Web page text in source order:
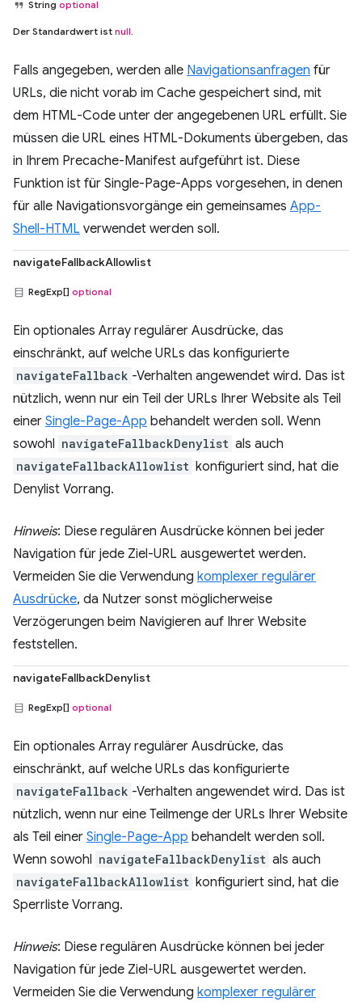
String optional
Der Standardwert ist null.
Falls angegeben, werden alle Navigationsanfragen für
URLs, die nicht vorab im Cache gespeichert sind, mit
dem HTML-Code unter der angegebenen URL erfüllt. Sie
müssen die URL eines HTML-Dokuments übergeben, das
in Ihrem Precache-Manifest aufgeführt ist. Diese
Funktion ist für Single-Page-Apps vorgesehen, in denen
für alle Navigationsvorgänge ein gemeinsames App-
Shell-HTML verwendet werden soll.
navigateFallbackAllowlist
RegExp[] optional
Ein optionales Array regulärer Ausdrücke, das
einschränkt, auf welche URLs das konfigurierte
navigateFallback -Verhalten angewendet wird. Das ist
nützlich, wenn nur ein Teil der URLs Ihrer Website als Teil
einer Single-Page-App behandelt werden soll. Wenn
sowohl navigateFallbackDenylist als auch
navigateFallbackAllowlist konfiguriert sind, hat die
Denylist Vorrang.
Hinweis: Diese regulären Ausdrücke können bei jeder
Navigation für jede Ziel-URL ausgewertet werden.
Vermeiden Sie die Verwendung komplexer regulärer
Ausdrücke, da Nutzer sonst möglicherweise
Verzögerungen beim Navigieren auf Ihrer Website
feststellen.
navigateFallbackDenylist
RegExp[] optional
Ein optionales Array regulärer Ausdrücke, das
einschränkt, auf welche URLs das konfigurierte
navigateFallback -Verhalten angewendet wird. Das ist
nützlich, wenn nur eine Teilmenge der URLs Ihrer Website
als Teil einer Single-Page-App behandelt werden soll.
Wenn sowohl navigateFallbackDenylist als auch
navigateFallbackAllowlist konfiguriert sind, hat die
Sperrliste Vorrang.
Hinweis: Diese regulären Ausdrücke können bei jeder
Navigation für jede Ziel-URL ausgewertet werden.
Vermeiden Sie die Verwendung komplexer regulärer